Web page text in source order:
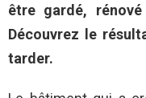
être gardé,
Découvrez le
tarder.